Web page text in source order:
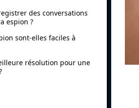
des conversations
espion ?
sont-elles faciles à
résolution pour une